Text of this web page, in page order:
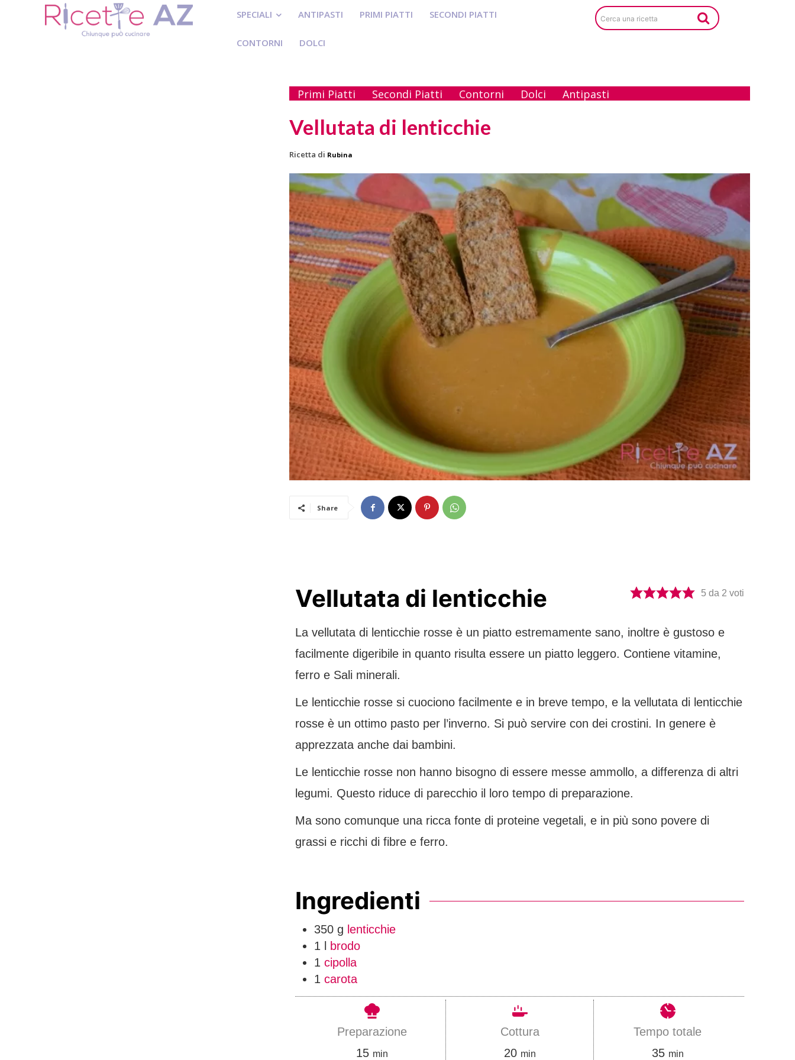
SPECIALI ANTIPASTI PRIMI PIATTI SECONDI PIATTI
CONTORNI DOLCI
Cerca una ricetta
Primi Piatti Secondi Piatti Contorni Dolci Antipasti
Vellutata di lenticchie
Ricetta di Rubina
Share
5 da 2 voti
Vellutata di lenticchie
La vellutata di lenticchie rosse è un piatto estremamente sano, inoltre è gustoso e
facilmente digeribile in quanto risulta essere un piatto leggero. Contiene vitamine,
ferro e Sali minerali.
Le lenticchie rosse si cuociono facilmente e in breve tempo, e la vellutata di lenticchie
rosse è un ottimo pasto per l’inverno. Si può servire con dei crostini. In genere è
apprezzata anche dai bambini.
Le lenticchie rosse non hanno bisogno di essere messe ammollo, a differenza di altri
legumi. Questo riduce di parecchio il loro tempo di preparazione.
Ma sono comunque una ricca fonte di proteine vegetali, e in più sono povere di
grassi e ricchi di fibre e ferro.
Ingredienti
350 g lenticchie
1
brodo
1cipolla
1 carota
Preparazione
15mmin
Cottura
20mmin
Tempo totale
35mmin